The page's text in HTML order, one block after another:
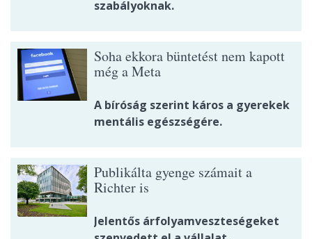
szabályoknak.
Soha ekkora büntetést nem kapott
még a Meta
A bíróság szerint káros a gyerekek
mentális egészségére.
Publikálta gyenge számait a
Richter is
Jelentős árfolyamveszteségeket